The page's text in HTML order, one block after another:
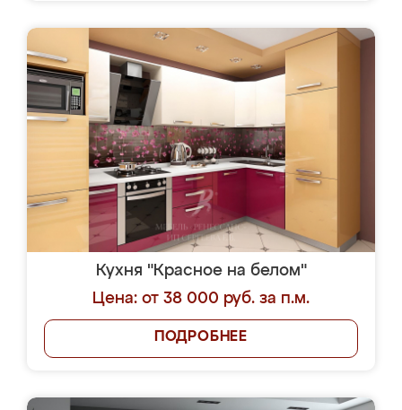
Кухня "Красное на белом"
Цена: от 38 000 руб. за п.м.
ПОДРОБНЕЕ